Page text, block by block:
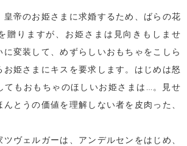
帝のお姫さまに求婚するため、ばらの花
贈りますが、お姫さまは見向きもしませ
に変装して、めずらしいおもちゃをこしら
お姫さまにキスを要求します。はじめは怒
てもおもちゃのほしいお姫さまは…。見せ
とうの価値を理解しない者を皮肉った、
ヴェルガーは、アンデルセンをはじめ、